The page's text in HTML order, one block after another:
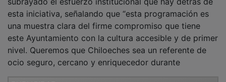
esta iniciativa, señalando que “esta programación es
una muestra clara del firme compromiso que tiene
este Ayuntamiento con la cultura accesible y de primer
nivel. Queremos que Chiloeches sea un referente de
ocio seguro, cercano y enriquecedor durante